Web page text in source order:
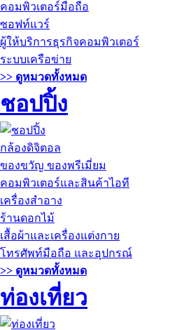
คอมพิวเตอร์มือถือ
ซอฟท์แวร์
ผู้ให้บริการธุรกิจคอมพิวเตอร์
ระบบเครือข่าย
>> ดูหมวดทั้งหมด
ชอปปิ้ง
กล้องดิจิตอล
ของขวัญ ของพรีเมี่ยม
คอมพิวเตอร์และสินค้าไอที
เครื่องสำอาง
ร้านดอกไม้
เสื้อผ้าและเครื่องแต่งกาย
โทรศัพท์มือถือ และอุปกรณ์
>> ดูหมวดทั้งหมด
ท่องเที่ยว